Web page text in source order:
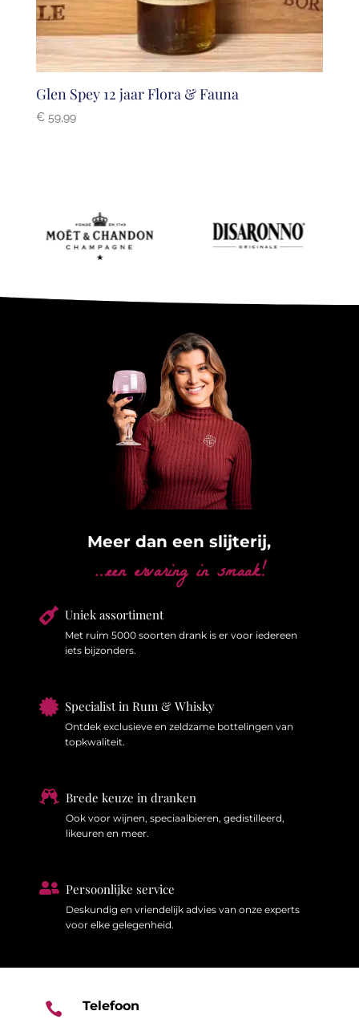
Glen Spey 12 jaar Flora & Fauna
€59,99
Meer dan een slijterij,
…een ervaring in smaak!
 Uniek assortiment
Met ruim 5000 soorten drank is er voor iedereen
iets bijzonders.
 Specialist in Rum & Whisky
Ontdek exclusieve en zeldzame bottelingen van
topkwaliteit.
 Brede keuze in dranken
Ook voor wijnen, speciaalbieren, gedistilleerd,
likeuren en meer.
 Persoonlijke service
Deskundig en vriendelijk advies van onze experts
voor elke gelegenheid.
 Telefoon